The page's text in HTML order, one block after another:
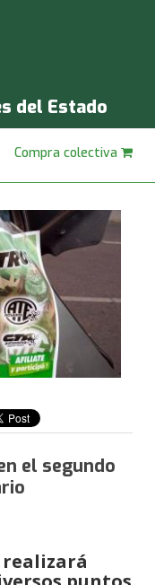
del Estado
Compra colectiva
el segundo
realizará